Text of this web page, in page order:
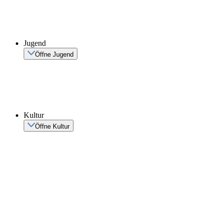
Jugend
Öffne Jugend
Kultur
Öffne Kultur